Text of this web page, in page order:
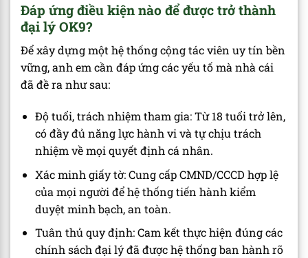
Đáp ứng điều kiện nào để được trở thành
đại lý OK9?
Để xây dựng một hệ thống cộng tác viên uy tín bền
vững, anh em cần đáp ứng các yếu tố mà nhà cái
đã đề ra như sau:
Độ tuổi, trách nhiệm tham gia: Từ 18 tuổi trở lên,
có đầy đủ năng lực hành vi và tự chịu trách
nhiệm về mọi quyết định cá nhân.
Xác minh giấy tờ: Cung cấp CMND/CCCD hợp lệ
của mọi người để hệ thống tiến hành kiểm
duyệt minh bạch, an toàn.
Tuân thủ quy định: Cam kết thực hiện đúng các
chính sách đại lý đã được hệ thống ban hành rõ